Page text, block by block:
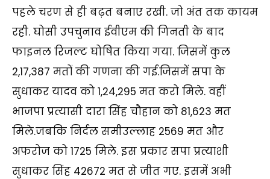
पहले चरण से ही बढ़त बनाए रखी. जो अंत तक कायम
रही. घोसी उपचुनाव ईवीएम की गिनती के बाद
फाइनल रिजल्ट घोषित किया गया. जिसमें कुल
2,17,387 मतों की गणना की गई.जिसमें सपा के
सुधाकर यादव को 1,24,295 मत करो मिले. वहीं
भाजपा प्रत्यासी दारा सिंह चौहान को 81,623 मत
मिले.जबकि निर्दल समीउल्लाह 2569 मत और
अफरोज को 1725 मिले. इस प्रकार सपा प्रत्याशी
सुधाकर सिंह 42672 मत से जीत गए. इसमें अभी